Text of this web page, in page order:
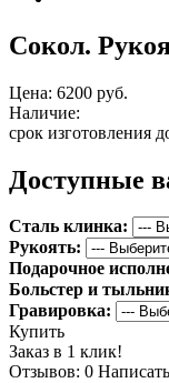
Сокол.
Цена: 6200 руб.
Наличие:
срок изготовления
Доступные
Сталь клинка:
Рукоять:
Подарочное
Больстер и
Гравировка:
Купить
Заказ в 1 клик!
Отзывов: 0